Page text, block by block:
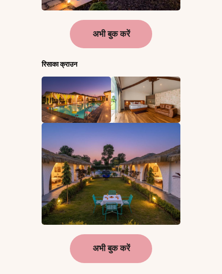
अभी बुक करें
रिसाका क्राउन
अभी बुक करें